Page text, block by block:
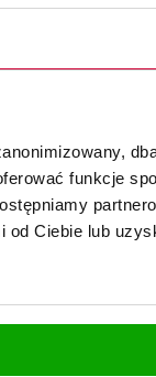
funkcje
Ciebie lub